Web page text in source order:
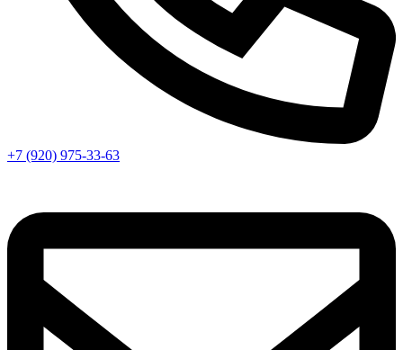
+7 (920) 975-33-63